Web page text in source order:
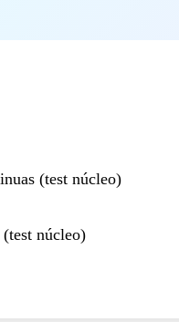
(test núcleo)
núcleo)